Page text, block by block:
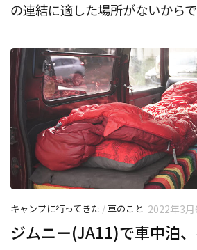
の連結に適した場所がないからで
キャンプに行ってきた /車のこと 2022年3月
ジムニー(JA11)で車中泊